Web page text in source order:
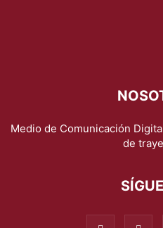
Medio de Comunicación
de